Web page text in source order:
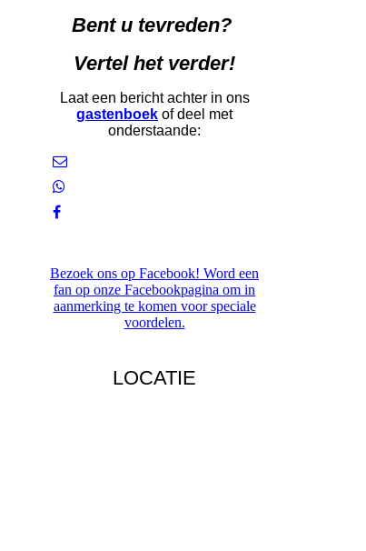
Bent u tevreden?
Vertel het verder!
Laat een bericht achter in ons
gastenboek of deel met
onderstaande:
Bezoek ons op Facebook! Word een
fan op onze Facebookpagina om in
aanmerking te komen voor speciale
voordelen.
LOCATIE